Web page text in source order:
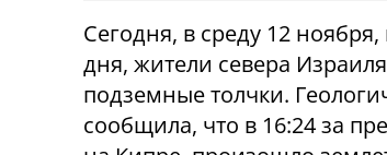
Сегодня, в среду 12
дня, жители севера
подземные толчки.
сообщила, что в 16:24 за